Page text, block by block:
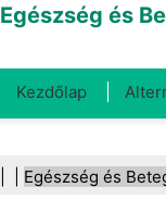
Egészség és
Kezdőlap
Fogegészség
Egészség és